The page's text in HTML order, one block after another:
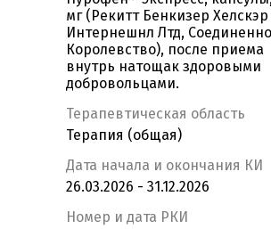
мг (Рекитт Бенкизер Хелскэр
Интернешнл Лтд,
Королевство), после приема
внутрь натощак здоровыми
добровольцами.
Терапевтическая область
Терапия (общая)
Дата начала и окончания КИ
26.03.2026 - 31.12.2026
Номер и дата РКИ